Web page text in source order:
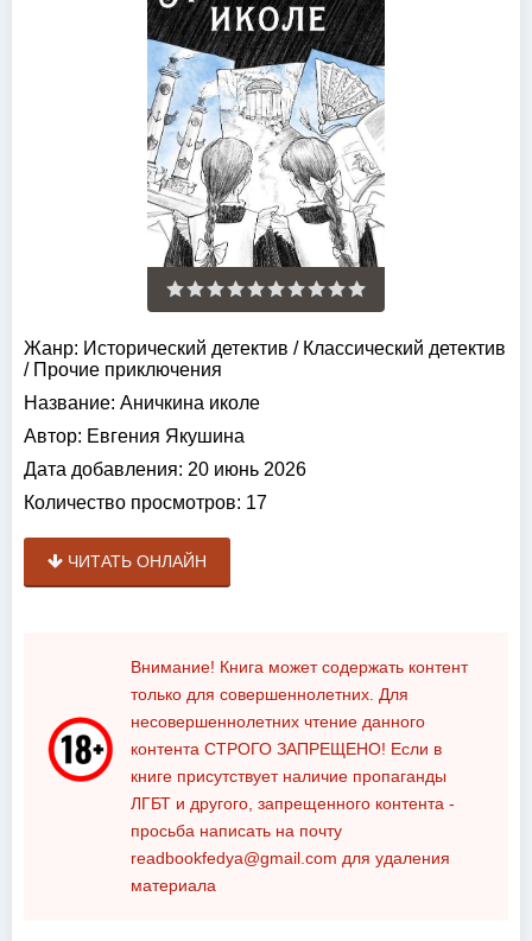
Жанр: Исторический детектив / Классический детектив
/ Прочие приключения
Название: Аничкина иколе
Автор: Евгения Якушина
Дата добавления: 20 июнь 2026
Количество просмотров: 17
ЧИТАТЬ ОНЛАЙН
Внимание! Книга может содержать контент
только для совершеннолетних. Для
несовершеннолетних чтение данного
контента СТРОГО ЗАПРЕЩЕНО! Если в
книге присутствует наличие пропаганды
ЛГБТ и другого, запрещенного контента -
просьба написать на почту
readbookfedya@gmail.com для удаления
материала